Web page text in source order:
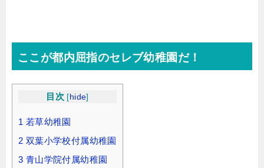
ここが都内屈指のセレブ幼稚園だ！
目次 [ hide]
1 若草幼稚園
2 双葉小学校付属幼稚園
3 青山学院付属幼稚園